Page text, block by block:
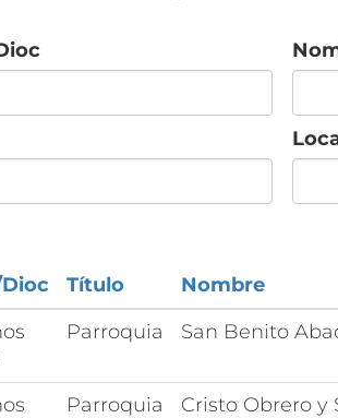
Título Nombre
Parroquia San Benito
Parroquia
Cristo Obrero y